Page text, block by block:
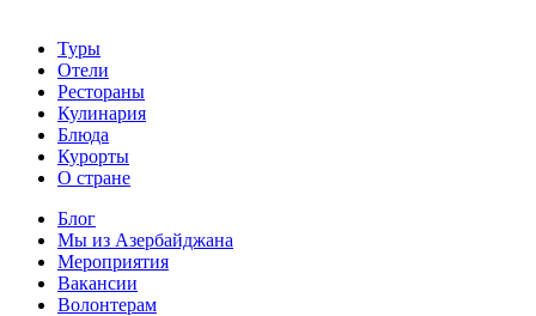
Туры
Отели
Рестораны
Кулинария
Блюда
Курорты
О стране
Блог
Мы из Азербайджана
Мероприятия
Вакансии
Волонтерам